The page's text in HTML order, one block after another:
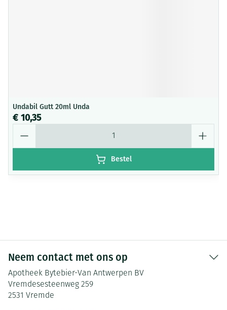
Undabil Gutt 20ml Unda
€ 10,35
Bestel
Neem contact met ons op
Apotheek Bytebier-Van Antwerpen BV
Vremdesesteenweg 259
2531 Vremde